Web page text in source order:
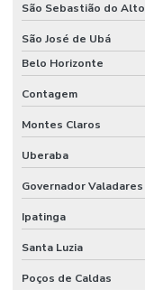
São Sebastião do Alto
São José de Ubá
Belo Horizonte
Contagem
Montes Claros
Uberaba
Governador Valadares
Ipatinga
Santa Luzia
Poços de Caldas